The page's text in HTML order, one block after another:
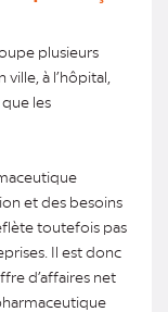
plusieurs
à l’hôpital,
les
et des besoins
toutefois pas
Il est donc
d’affaires net